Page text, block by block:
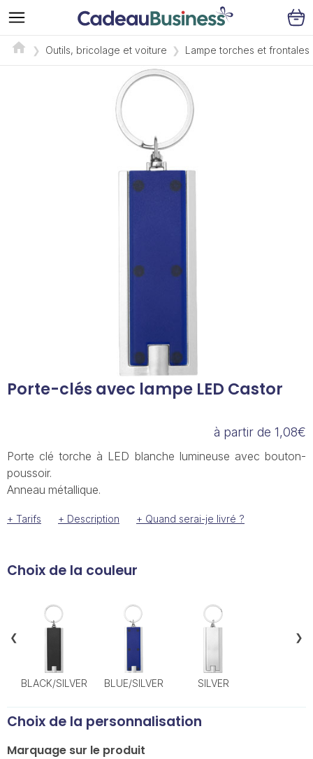
Outils, bricolage et voiture Lampe torches et frontales
Porte-clés avec lampe LED Castor
à partir de 1,08€
Porte clé torche à LED blanche lumineuse avec bouton-
poussoir.
Anneau métallique.
+ Tarifs + Description + Quand serai-je livré ?
Choix de la couleur
BLACK/SILVER BLUE/SILVER SILVER
❯
❮
Choix de la personnalisation
Marquage sur le produit